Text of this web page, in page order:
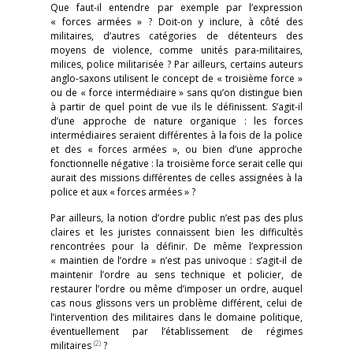
Que faut-il entendre par exemple par l’expression
« forces armées » ? Doit-on y inclure, à côté des
militaires, d’autres catégories de détenteurs des
moyens de violence, comme unités para-militaires,
milices, police militarisée ? Par ailleurs, certains auteurs
anglo-saxons utilisent le concept de « troisième force »
ou de « force intermédiaire » sans qu’on distingue bien
à partir de quel point de vue ils le définissent. S’agit-il
d’une approche de nature organique : les forces
intermédiaires seraient différentes à la fois de la police
et des « forces armées », ou bien d’une approche
fonctionnelle négative : la troisième force serait celle qui
aurait des missions différentes de celles assignées à la
police et aux « forces armées » ?
Par ailleurs, la notion d’ordre public n’est pas des plus
claires et les juristes connaissent bien les difficultés
rencontrées pour la définir. De même l’expression
« maintien de l’ordre » n’est pas univoque : s’agit-il de
maintenir l’ordre au sens technique et policier, de
restaurer l’ordre ou même d’imposer un ordre, auquel
cas nous glissons vers un problème différent, celui de
l’intervention des militaires dans le domaine politique,
éventuellement par l’établissement de régimes
militaires (2) ?